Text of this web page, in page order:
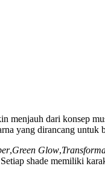
menjauh dari konsep
yang dirancang untuk
,Green Glow,
shade memiliki